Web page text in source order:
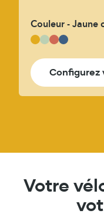
Couleur - Jaune
Configurez
Votre